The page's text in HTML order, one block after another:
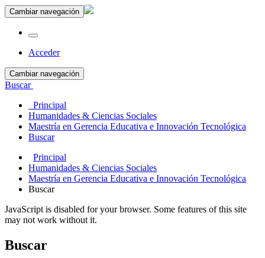
Cambiar navegación
Acceder
Cambiar navegación
Buscar
Principal
Humanidades & Ciencias Sociales
Maestría en Gerencia Educativa e Innovación Tecnológica
Buscar
Principal
Humanidades & Ciencias Sociales
Maestría en Gerencia Educativa e Innovación Tecnológica
Buscar
JavaScript is disabled for your browser. Some features of this site
may not work without it.
Buscar